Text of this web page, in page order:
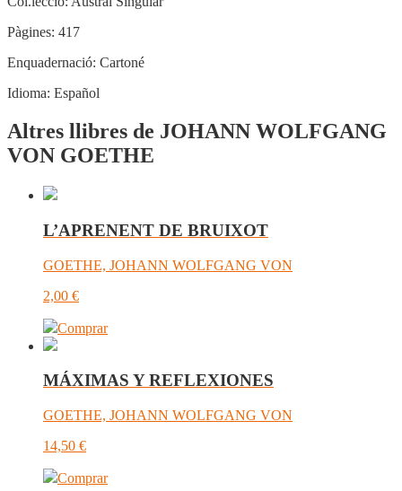
Pàgines: 417
Enquadernació: Cartoné
Idioma: Español
Altres llibres de JOHANN WOLFGANG
VON GOETHE
L’APRENENT DE BRUIXOT
GOETHE, JOHANN WOLFGANG VON
2,00 €
Comprar
MÁXIMAS Y REFLEXIONES
GOETHE, JOHANN WOLFGANG VON
14,50 €
Comprar